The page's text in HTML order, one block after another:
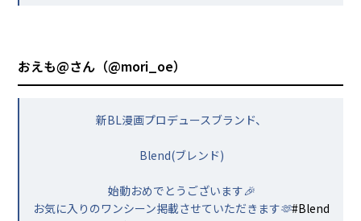
おえも@さん（@mori_oe）
新BL漫画プロデュースブランド、
Blend(ブレンド)
始動おめでとうございます🎉
お気に入りのワンシーン掲載させていただきます🫶#Blend